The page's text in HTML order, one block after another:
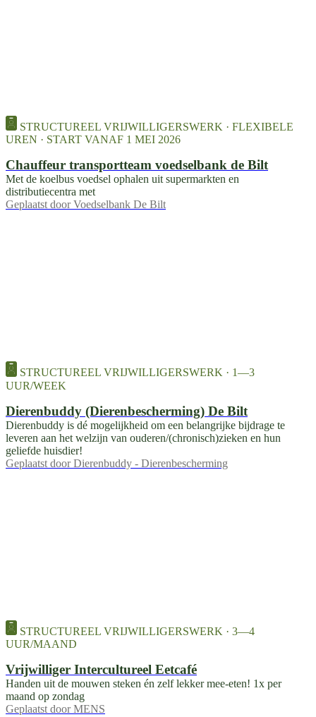
STRUCTUREEL VRIJWILLIGERSWERK · FLEXIBELE
UREN · START VANAF 1 MEI 2026
Chauffeur transportteam voedselbank de Bilt
Met de koelbus voedsel ophalen uit supermarkten en
distributiecentra met
Geplaatst door Voedselbank De Bilt
STRUCTUREEL VRIJWILLIGERSWERK · 1—3
UUR/WEEK
Dierenbuddy (Dierenbescherming) De Bilt
Dierenbuddy is dé mogelijkheid om een belangrijke bijdrage te
leveren aan het welzijn van ouderen/(chronisch)zieken en hun
geliefde huisdier!
Geplaatst door Dierenbuddy - Dierenbescherming
STRUCTUREEL VRIJWILLIGERSWERK · 3—4
UUR/MAAND
Vrijwilliger Intercultureel Eetcafé
Handen uit de mouwen steken én zelf lekker mee-eten! 1x per
maand op zondag
Geplaatst door MENS